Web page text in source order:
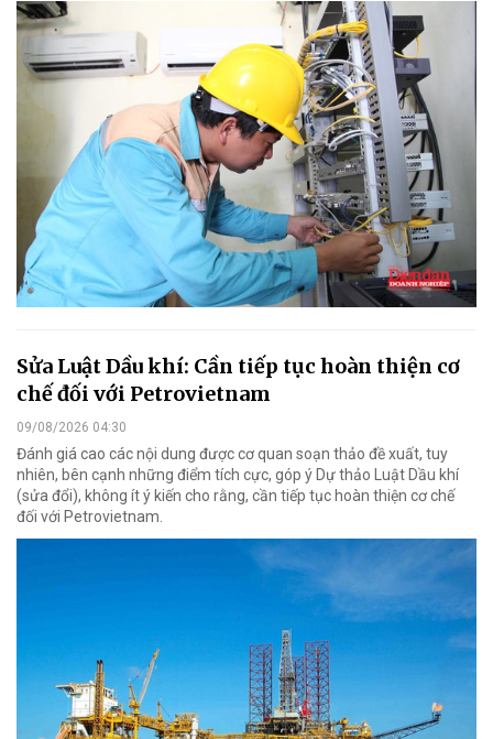
Sửa Luật Dầu khí: Cần tiếp tục hoàn thiện cơ
chế đối với Petrovietnam
09/08/2026 04:30
Đánh giá cao các nội dung được cơ quan soạn thảo đề xuất, tuy
nhiên, bên cạnh những điểm tích cực, góp ý Dự thảo Luật Dầu khí
(sửa đổi), không ít ý kiến cho rằng, cần tiếp tục hoàn thiện cơ chế
đối với Petrovietnam.